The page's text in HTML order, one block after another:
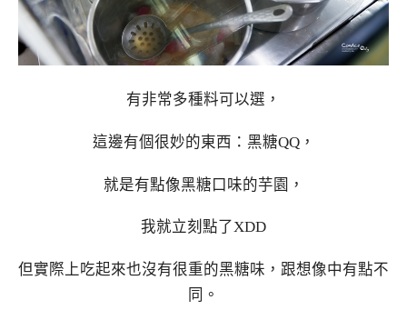
有非常多種料可以選，
這邊有個很妙的東西：黑糖QQ，
就是有點像黑糖口味的芋園，
我就立刻點了XDD
但實際上吃起來也沒有很重的黑糖味，跟想像中有點不
同。